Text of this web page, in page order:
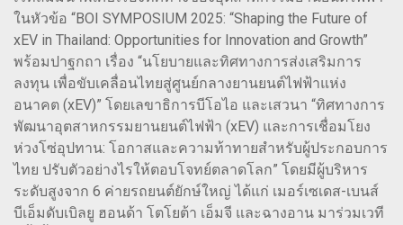
ในหัวข้อ “BOI SYMPOSIUM 2025: “Shaping the Future of
xEV in Thailand: Opportunities for Innovation and Growth”
พร้อมปาฐกถา เรื่อง “นโยบายและทิศทางการส่งเสริมการ
ลงทุน เพื่อขับเคลื่อนไทยสู่ศูนย์กลางยานยนต์ไฟฟ้าแห่ง
อนาคต (xEV)” โดยเลขาธิการบีโอไอ และเสวนา “ทิศทางการ
พัฒนาอุตสาหกรรมยานยนต์ไฟฟ้า (xEV) และการเชื่อมโยง
ห่วงโซ่อุปทาน: โอกาสและความท้าทายสำหรับผู้ประกอบการ
ไทย ปรับตัวอย่างไรให้ตอบโจทย์ตลาดโลก” โดยมีผู้บริหาร
ระดับสูงจาก 6 ค่ายรถยนต์ยักษ์ใหญ่ ได้แก่ เมอร์เซเดส-เบนส์
บีเอ็มดับเบิลยู ฮอนด้า โตโยต้า เอ็มจี และฉางอาน มาร่วมเวที